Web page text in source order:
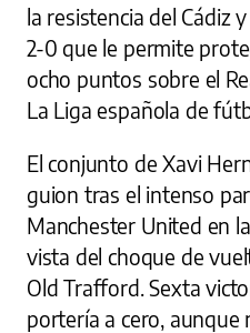
la resistencia del Cádiz
2-0 que le permite
ocho puntos sobre el
La Liga española de
El conjunto de Xavi
guion tras el intenso
Manchester United en
vista del choque de
Old Trafford. Sexta
portería a cero, aunque